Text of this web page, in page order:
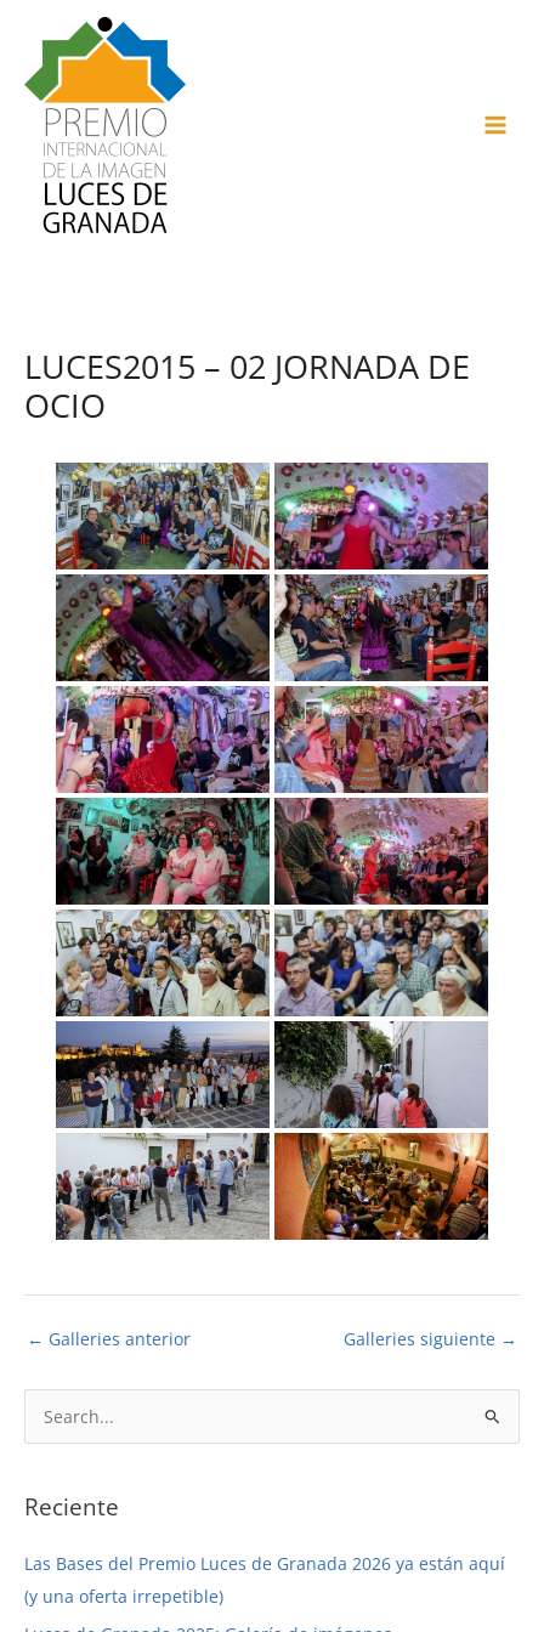
contenido
LUCES2015 – 02 JORNADA DE
OCIO
← Galleries anterior Galleries siguiente →
c
r
p
Reciente
Las Bases del Premio Luces de Granada 2026 ya están aquí
(y una oferta irrepetible)